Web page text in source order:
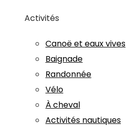
Activités
Canoë et eaux vives
Baignade
Randonnée
Vélo
À cheval
Activités nautiques